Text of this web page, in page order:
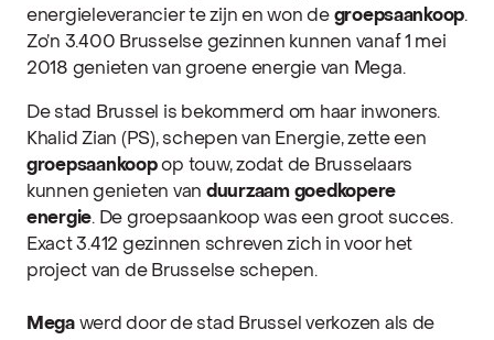
energieleverancier te zijn en won de groepsaankoop.
Zo’n 3.400 Brusselse gezinnen kunnen vanaf 1 mei
2018 genieten van groene energie van Mega.
De stad Brussel is bekommerd om haar inwoners.
Khalid Zian (PS), schepen van Energie, zette een
groepsaankoopop touw, zodat de Brusselaars
kunnen genieten van duurzaam goedkopere
energie. De groepsaankoop was een groot succes.
Exact 3.412 gezinnen schreven zich in voor het
project van de Brusselse schepen.
Megawerd door de stad Brussel verkozen als de